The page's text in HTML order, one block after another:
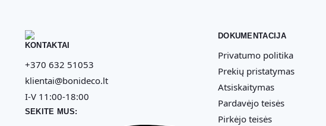
KONTAKTAI
+370 632 51053
klientai@bonideco.lt
I-V 11:00-18:00
SEKITE MUS:
DOKUMENTACIJA
Privatumo politika
Prekių pristatymas
Atsiskaitymas
Pardavėjo teisės
Pirkėjo teisės